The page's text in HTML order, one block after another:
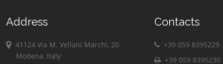
Address
41124 Via M. Vellani Marchi, 20
Modena, Italy
Contacts
+39 059 8395229
+39 059 8395230